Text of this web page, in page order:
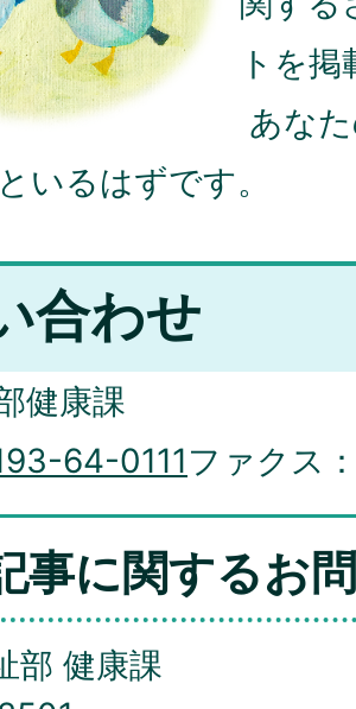
トを
あな
いるはずです。
合わせ
健康課
64-0111ファクス
事に関するお
部 健康課